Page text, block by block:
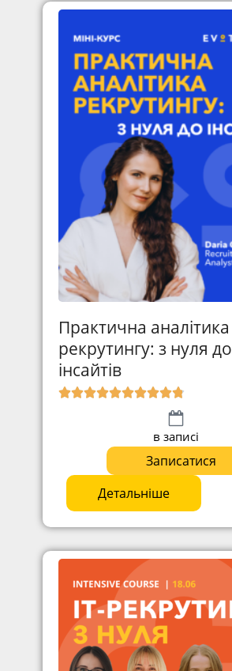
Практична аналітика
рекрутингу: з нуля до
інсайтів
в записі
Записатися
Детальніше